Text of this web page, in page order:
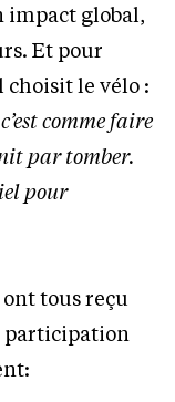
impact global,
Et pour
choisit le vélo :
comme faire
par tomber.
pour
tous reçu
participation